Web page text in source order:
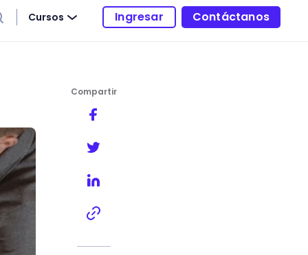
Cursos Ingresar Contáctanos
Compartir